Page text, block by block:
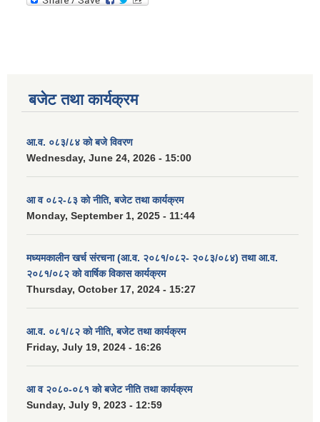
बजेट तथा कार्यक्रम
आ.व. ०८३/८४ को बजे विवरण
Wednesday, June 24, 2026 - 15:00
आ व ०८२-८३ को नीति, बजेट तथा कार्यक्रम
Monday, September 1, 2025 - 11:44
मध्यमकालीन खर्च संरचना (आ.व. २०८१/०८२- २०८३/०८४) तथा आ.व.
२०८१/०८२ को वार्षिक विकास कार्यक्रम
Thursday, October 17, 2024 - 15:27
आ.व. ०८१/८२ को नीति, बजेट तथा कार्यक्रम
Friday, July 19, 2024 - 16:26
आ व २०८०-०८१ को बजेट नीति तथा कार्यक्रम
Sunday, July 9, 2023 - 12:59